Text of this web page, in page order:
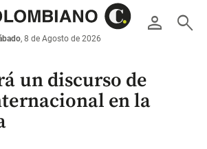
person search
, 8 de Agosto de 2026
un discurso de
en la